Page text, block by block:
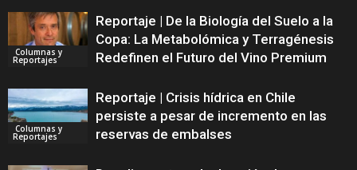
Columnas y
Reportajes
Reportaje | De la Biología del Suelo a la
Copa: La Metabolómica y Terragénesis
Redefinen el Futuro del Vino Premium
Columnas y
Reportajes
Reportaje | Crisis hídrica en Chile
persiste a pesar de incremento en las
reservas de embalses